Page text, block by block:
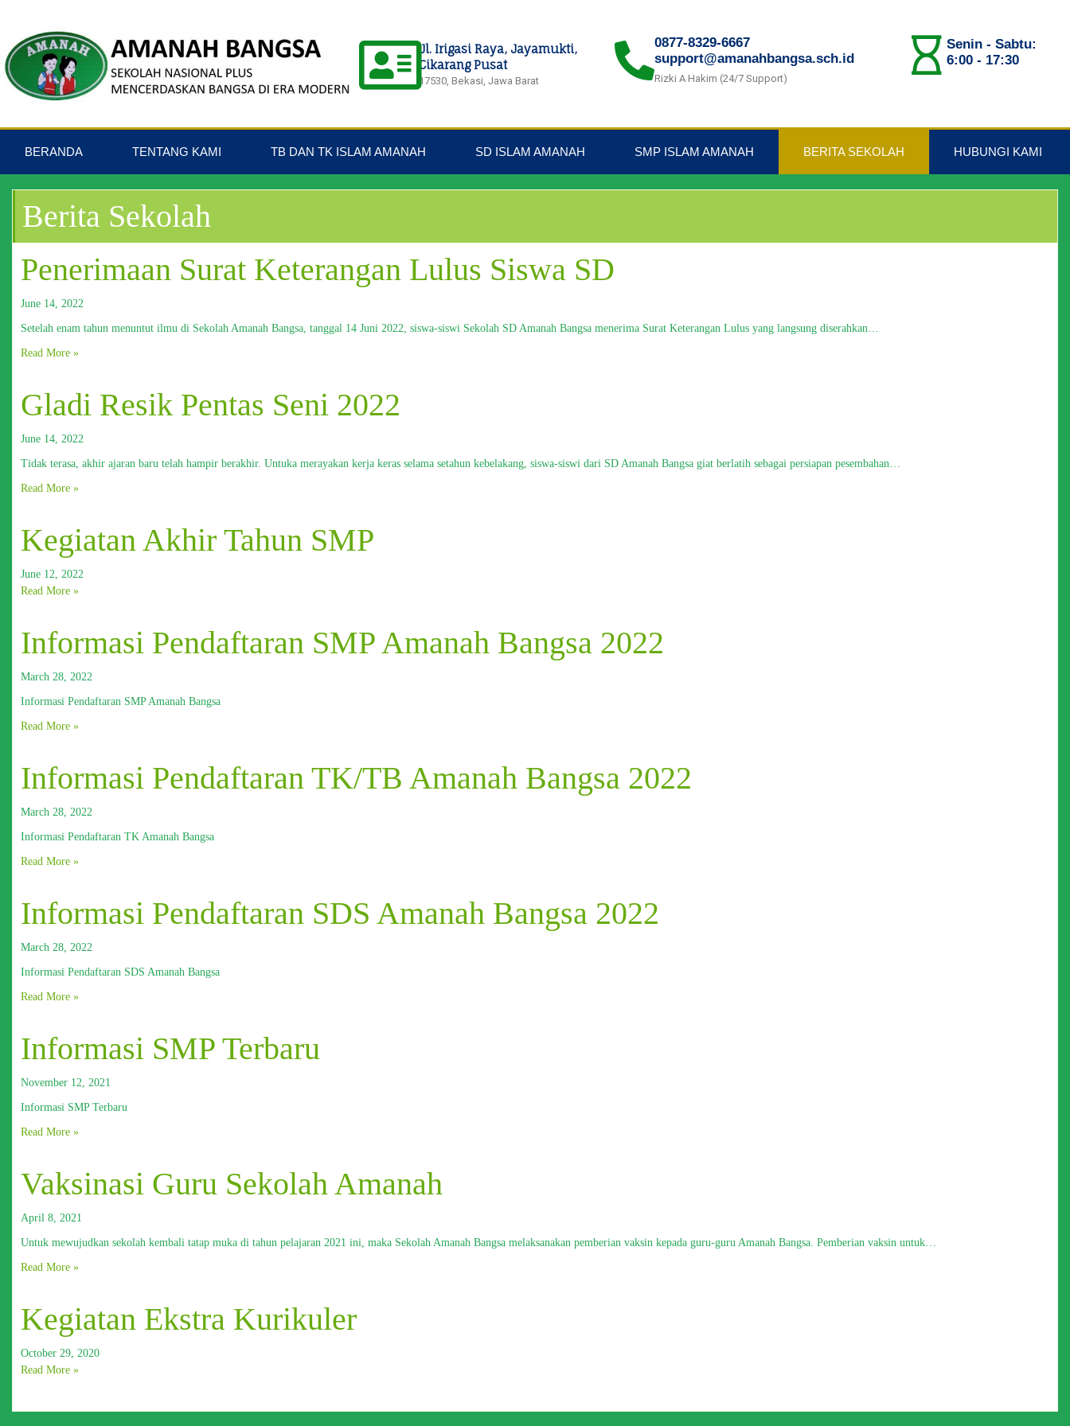
Jl. Irigasi Raya, Jayamukti,
Cikarang Pusat
17530, Bekasi, Jawa Barat
0877-8329-6667
support@amanahbangsa.sch.id
Rizki A Hakim (24/7 Support)
Senin - Sabtu:
6:00 - 17:30
BERANDA TENTANG KAMI TB DAN TK ISLAM AMANAH SD ISLAM AMANAH SMP ISLAM AMANAH BERITA SEKOLAH HUBUNGI KAMI
Berita Sekolah
Penerimaan Surat Keterangan Lulus Siswa SD
June 14, 2022
Setelah enam tahun menuntut ilmu di Sekolah Amanah Bangsa, tanggal 14 Juni 2022, siswa-siswi Sekolah SD Amanah Bangsa menerima Surat Keterangan Lulus yang langsung diserahkan…
Read More »
Gladi Resik Pentas Seni 2022
June 14, 2022
Tidak terasa, akhir ajaran baru telah hampir berakhir. Untuka merayakan kerja keras selama setahun kebelakang, siswa-siswi dari SD Amanah Bangsa giat berlatih sebagai persiapan pesembahan…
Read More »
Kegiatan Akhir Tahun SMP
June 12, 2022
Read More »
Informasi Pendaftaran SMP Amanah Bangsa 2022
March 28, 2022
Informasi Pendaftaran SMP Amanah Bangsa
Read More »
Informasi Pendaftaran TK/TB Amanah Bangsa 2022
March 28, 2022
Informasi Pendaftaran TK Amanah Bangsa
Read More »
Informasi Pendaftaran SDS Amanah Bangsa 2022
March 28, 2022
Informasi Pendaftaran SDS Amanah Bangsa
Read More »
Informasi SMP Terbaru
November 12, 2021
Informasi SMP Terbaru
Read More »
Vaksinasi Guru Sekolah Amanah
April 8, 2021
Untuk mewujudkan sekolah kembali tatap muka di tahun pelajaran 2021 ini, maka Sekolah Amanah Bangsa melaksanakan pemberian vaksin kepada guru-guru Amanah Bangsa. Pemberian vaksin untuk…
Read More »
Kegiatan Ekstra Kurikuler
October 29, 2020
Read More »